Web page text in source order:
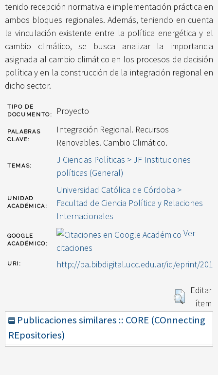
tenido recepción normativa e implementación práctica en
ambos bloques regionales. Además, teniendo en cuenta
la vinculación existente entre la política energética y el
cambio climático, se busca analizar la importancia
asignada al cambio climático en los procesos de decisión
política y en la construcción de la integración regional en
dicho sector.
TIPO DE
DOCUMENTO:
Proyecto
PALABRAS
CLAVE:
Integración Regional. Recursos
Renovables. Cambio Climático.
TEMAS:
J Ciencias Políticas > JF Instituciones
políticas (General)
UNIDAD
ACADÉMICA:
Universidad Católica de Córdoba >
Facultad de Ciencia Política y Relaciones
Internacionales
GOOGLE
ACADÉMICO:
Ver
citaciones
URI: http://pa.bibdigital.ucc.edu.ar/id/eprint/201
Editar
ítem
Publicaciones similares :: CORE (COnnecting
REpositories)